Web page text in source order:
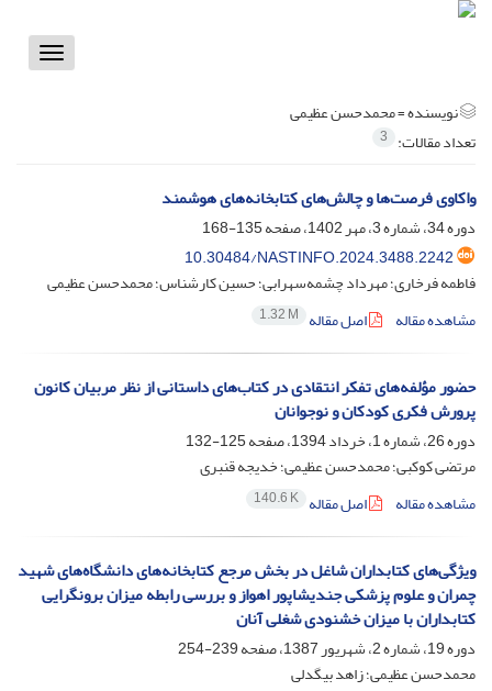
Toggle
نویسنده =محمدحسن عظیمی
تعداد مقالات: 3
واکاوی فرصت‌ها و چالش‌های کتابخانه‌های هوشمند
دوره 34، شماره 3، مهر 1402، صفحه
135-168
10.30484/NASTINFO.2024.3488.2242
فاطمه فرخاری؛ مهرداد چشمه‌سهرابی؛ حسین کارشناس؛ محمدحسن عظیمی
مشاهده مقاله
اصل مقاله 1.32 M
حضور مؤلفه‌های تفکر انتقادی در کتاب‌های داستانی از نظر مربیان کانون
پرورش فکری کودکان و نوجوانان
دوره 26، شماره 1، خرداد 1394، صفحه
125-132
مرتضی کوکبی؛ محمدحسن عظیمی؛ خدیجه قنبری
مشاهده مقاله
اصل مقاله 140.6 K
ویژگی‌های کتابداران شاغل در بخش مرجع کتابخانه‌های دانشگاه‌های شهید
چمران و علوم پزشکی جندیشاپور اهواز و بررسی رابطه میزان برونگرایی
کتابداران با میزان خشنودی شغلی آنان
دوره 19، شماره 2، شهریور 1387، صفحه
239-254
محمدحسن عظیمی؛ زاهد بیگدلی